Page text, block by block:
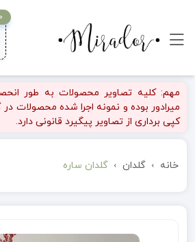
0
مهم: کلیه تصاویر محصولات به طور
میرادور بوده و نمونه اجرا شده محصولات
کپی برداری از تصاویر پیگیرد قانونی دارد.
خانه گلدان گلدان ساره